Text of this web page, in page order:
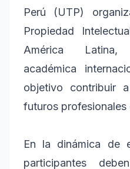
Perú (UTP)
Propiedad
América Latina,
académica
objetivo contribuir
futuros profesionales
En la dinámica de
participantes